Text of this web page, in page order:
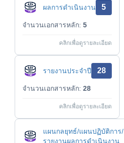
ผลการดำเนินงาน 5
จำนวนเอกสารหลัก: 5
คลิกเพื่อดูรายละเอียด
รายงานประจำปี 28
จำนวนเอกสารหลัก: 28
คลิกเพื่อดูรายละเอียด
แผนกลยุทธ์/แผนปฏิบัติการ/
รายงานผลการดำเนินงาน